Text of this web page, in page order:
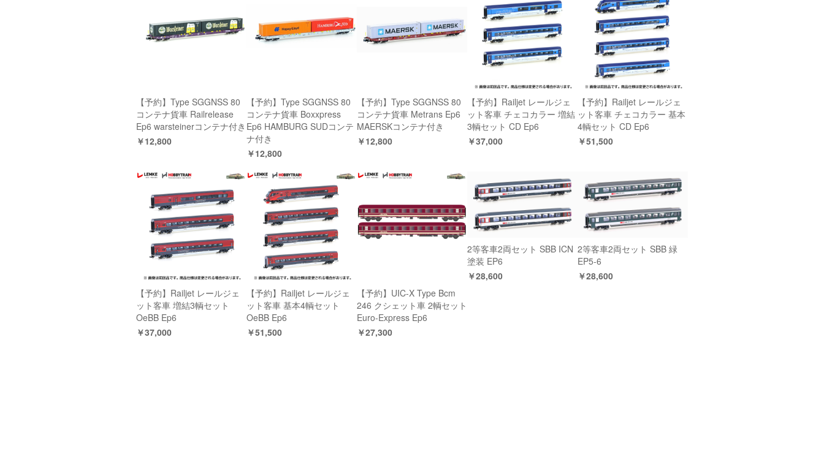
【予約】Type SGGNSS 80
コンテナ貨車 Railrelease
Ep6 warsteinerコンテナ付き
￥12,800
【予約】Type SGGNSS 80
コンテナ貨車 Boxxpress
Ep6 HAMBURG SUDコンテ
ナ付き
￥12,800
【予約】Type SGGNSS 80
コンテナ貨車 Metrans Ep6
MAERSKコンテナ付き
￥12,800
【予約】Railjet レールジェ
ット客車 チェコカラー 増結
3輌セット CD Ep6
￥37,000
【予約】Railjet レールジェ
ット客車 チェコカラー 基本
4輌セット CD Ep6
￥51,500
【予約】Railjet レールジェ
ット客車 増結3輌セット
OeBB Ep6
￥37,000
【予約】Railjet レールジェ
ット客車 基本4輌セット
OeBB Ep6
￥51,500
【予約】UIC-X Type Bcm
246 クシェット車 2輌セット
Euro-Express Ep6
￥27,300
2等客車2両セット SBB ICN
塗装 EP6
￥28,600
2等客車2両セット SBB 緑
EP5-6
￥28,600